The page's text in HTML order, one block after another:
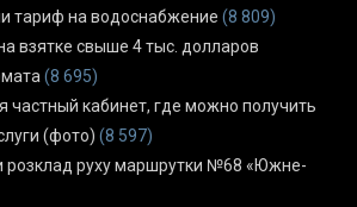
тариф на водоснабжение (8 809)
взятке свыше 4 тыс. долларов
(8 695)
частный кабинет, где можно получить
(фото) (8 597)
розклад руху маршрутки №68 «Южне-